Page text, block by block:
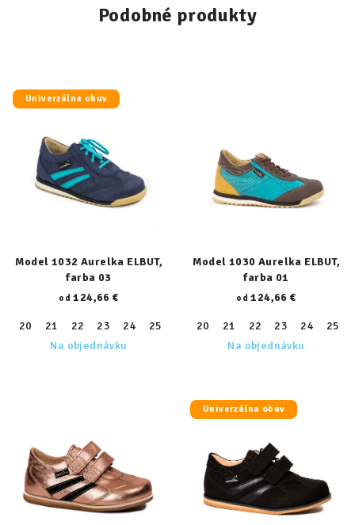
Podobné produkty
Univerzálna obuv
Model 1032 Aurelka ELBUT,
farba 03
od 124,66 €
20 21 22 23 24 25 27 28 29 30 31
32
Na objednávku
Model 1030 Aurelka ELBUT,
farba 01
od 124,66 €
20 21 22 23 24 25
Na objednávku
Univerzálna obuv